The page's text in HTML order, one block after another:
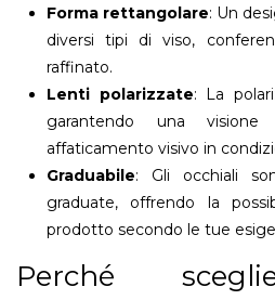
Forma rettangolare: Un
diversi tipi di viso,
raffinato.
Lenti polarizzate: La
garantendo una
affaticamento visivo in
Graduabile: Gli occhiali
graduate, offrendo la
prodotto secondo le tue
Perché